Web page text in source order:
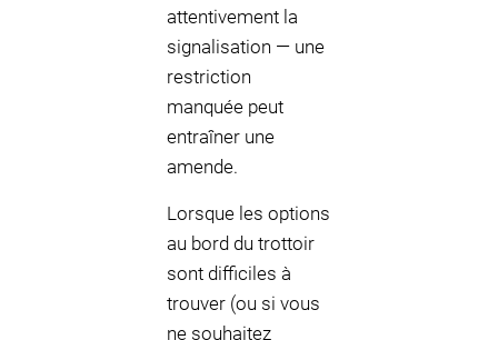
attentivement la
signalisation — une
restriction
manquée peut
entraîner une
amende.
Lorsque les options
au bord du trottoir
sont difficiles à
trouver (ou si vous
ne souhaitez